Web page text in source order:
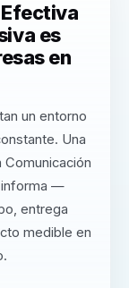
es
en
un entorno
Una
informa —
entrega
medible en